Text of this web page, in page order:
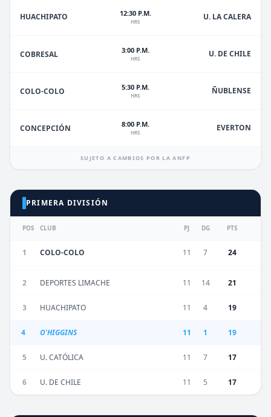
HUACHIPATO 12:30 P.M.
HRS U. LA CALERA
COBRESAL 3:00 P.M.
HRS U. DE CHILE
COLO-COLO 5:30 P.M.
HRS ÑUBLENSE
CONCEPCIÓN 8:00 P.M.
HRS EVERTON
SUJETO A CAMBIOS POR LA ANFP
PRIMERA DIVISIÓN
POS CLUB PJ DG PTS
1 COLO-COLO 11 7 24
2 DEPORTES LIMACHE 11 14 21
3 HUACHIPATO 11 4 19
4 O'HIGGINS 11 1 19
5 U. CATÓLICA 11 7 17
6 U. DE CHILE 11 5 17